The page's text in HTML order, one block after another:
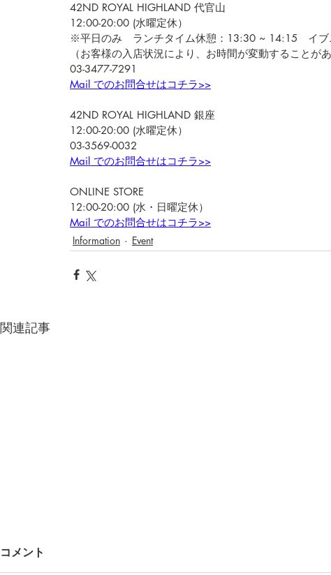
42ND ROYAL HIGHLAND 代官山
12:00-20:00 (水曜定休）
※平日のみ　ランチタイム休憩：13:30 ~ 14:15　イ
（お客様の入店状況により、お時間が変動することがあ
03-3477-7291
Mail でのお問合せはコチラ>>
42ND ROYAL HIGHLAND 銀座
12:00-20:00 (水曜定休）
03-3569-0032
Mail でのお問合せはコチラ>>
ONLINE STORE
12:00-20:00 (水・日曜定休）
Mail でのお問合せはコチラ>>
Information
Event
関連記事
コメント